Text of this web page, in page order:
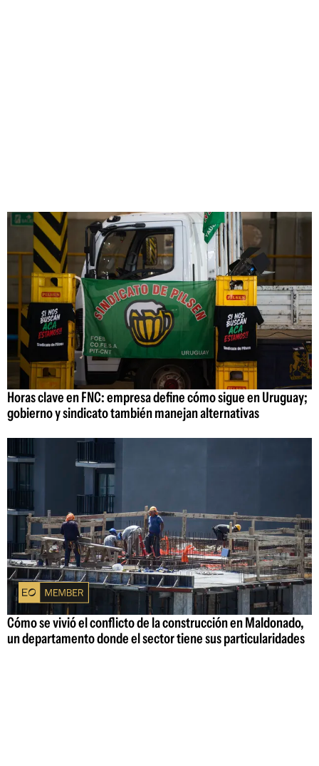
Horas clave en FNC: empresa define cómo sigue en Uruguay;
gobierno y sindicato también manejan alternativas
Cómo se vivió el conflicto de la construcción en Maldonado,
un departamento donde el sector tiene sus particularidades